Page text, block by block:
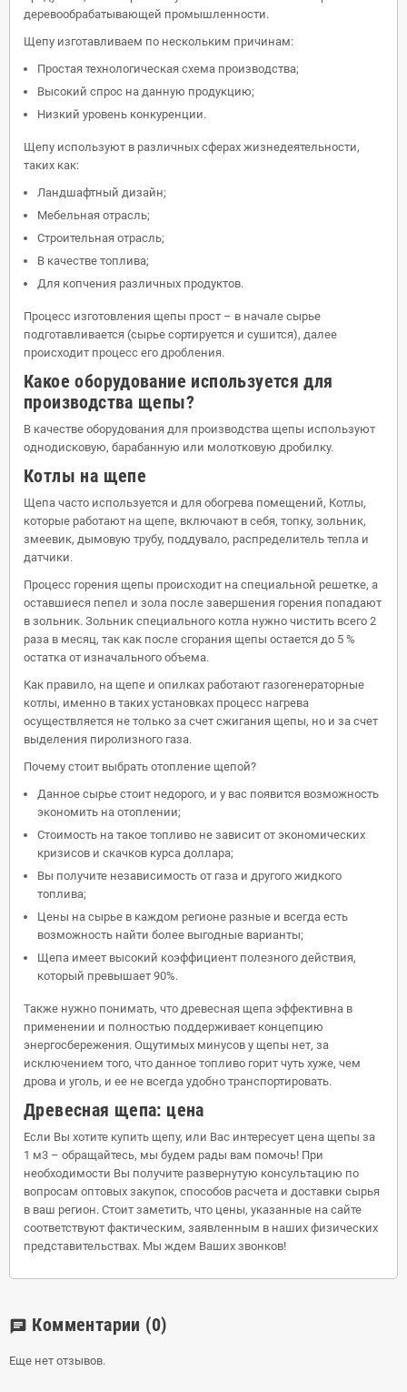
деревообрабатывающей промышленности.
Щепу изготавливаем по нескольким причинам:
Простая технологическая схема производства;
Высокий спрос на данную продукцию;
Низкий уровень конкуренции.
Щепу используют в различных сферах жизнедеятельности,
таких как:
Ландшафтный дизайн;
Мебельная отрасль;
Строительная отрасль;
В качестве топлива;
Для копчения различных продуктов.
Процесс изготовления щепы прост – в начале сырье
подготавливается (сырье сортируется и сушится), далее
происходит процесс его дробления.
Какое оборудование используется для
производства щепы?
В качестве оборудования для производства щепы используют
однодисковую, барабанную или молотковую дробилку.
Котлы на щепе
Щепа часто используется и для обогрева помещений, Котлы,
которые работают на щепе, включают в себя, топку, зольник,
змеевик, дымовую трубу, поддувало, распределитель тепла и
датчики.
Процесс горения щепы происходит на специальной решетке, а
оставшиеся пепел и зола после завершения горения попадают
в зольник. Зольник специального котла нужно чистить всего 2
раза в месяц, так как после сгорания щепы остается до 5 %
остатка от изначального объема.
Как правило, на щепе и опилках работают газогенераторные
котлы, именно в таких установках процесс нагрева
осуществляется не только за счет сжигания щепы, но и за счет
выделения пиролизного газа.
Почему стоит выбрать отопление щепой?
Данное сырье стоит недорого, и у вас появится возможность
экономить на отоплении;
Стоимость на такое топливо не зависит от экономических
кризисов и скачков курса доллара;
Вы получите независимость от газа и другого жидкого
топлива;
Цены на сырье в каждом регионе разные и всегда есть
возможность найти более выгодные варианты;
Щепа имеет высокий коэффициент полезного действия,
который превышает 90%.
Также нужно понимать, что древесная щепа эффективна в
применении и полностью поддерживает концепцию
энергосбережения. Ощутимых минусов у щепы нет, за
исключением того, что данное топливо горит чуть хуже, чем
дрова и уголь, и ее не всегда удобно транспортировать.
Древесная щепа: цена
Если Вы хотите купить щепу, или Вас интересует цена щепы за
1 м3 – обращайтесь, мы будем рады вам помочь! При
необходимости Вы получите развернутую консультацию по
вопросам оптовых закупок, способов расчета и доставки сырья
в ваш регион. Стоит заметить, что цены, указанные на сайте
соответствуют фактическим, заявленным в наших физических
представительствах. Мы ждем Ваших звонков!
chat Комментарии (0)
Еще нет отзывов.